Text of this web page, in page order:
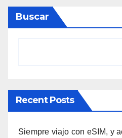
Buscar
Recent Posts
Siempre viajo con eSIM, y